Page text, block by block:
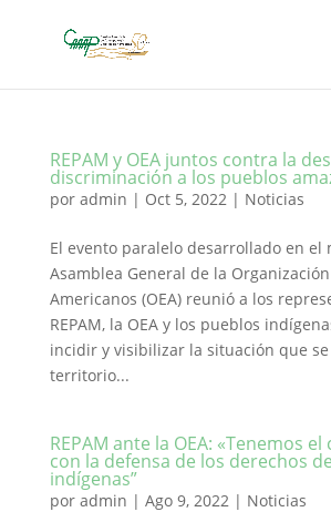
REPAM y OEA juntos contra la
discriminación a los pueblos
por admin | Oct 5, 2022| Noticias
El evento paralelo desarrollado en el
Asamblea General de la
Americanos (OEA) reunió a los
REPAM, la OEA y los pueblos
incidir y visibilizar la situación que se
territorio...
REPAM ante la OEA: «Tenemos
con la defensa de los derechos
indígenas”
por admin | Ago 9, 2022| Noticias